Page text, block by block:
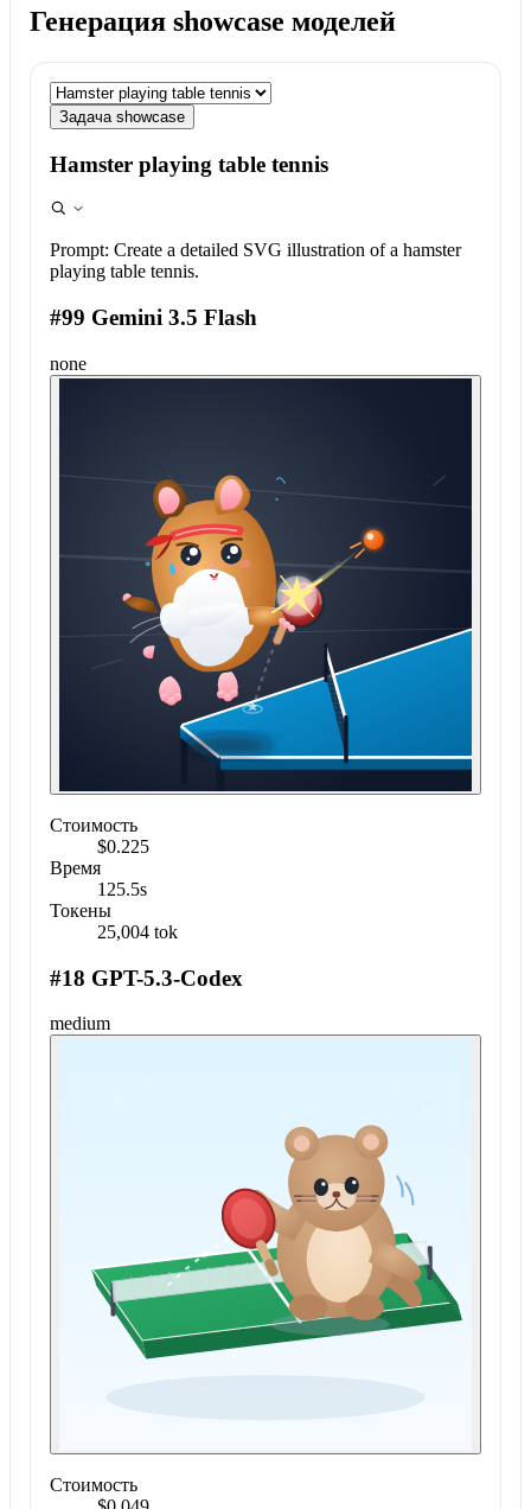
Генерация showcase моделей
Задача showcase
Hamster playing table tennis
Prompt: Create a detailed SVG illustration of a hamster
playing table tennis.
#99 Gemini 3.5 Flash
none
Стоимость
$0.225
Время
125.5s
Токены
25,004 tok
#18 GPT-5.3-Codex
medium
Стоимость